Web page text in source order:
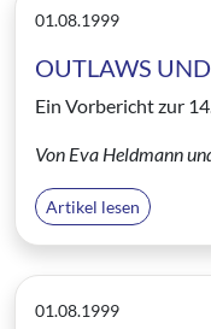
01.08.1999
OUTLAWS
Ein Vorbericht zur
Von Eva Heldmann
Artikel lesen
01.08.1999